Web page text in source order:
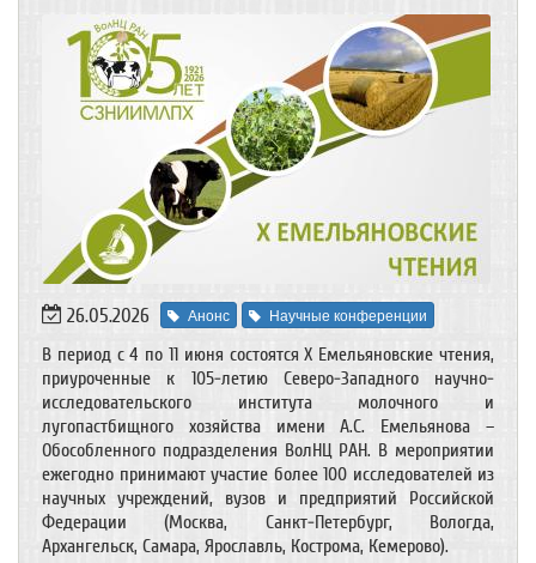
26.05.2026 Анонс Научные конференции
В период с 4 по 11 июня состоятся X Емельяновские чтения,
приуроченные к 105-летию Северо-Западного научно-
исследовательского института молочного и
лугопастбищного хозяйства имени А.С. Емельянова –
Обособленного подразделения ВолНЦ РАН. В мероприятии
ежегодно принимают участие более 100 исследователей из
научных учреждений, вузов и предприятий Российской
Федерации (Москва, Санкт-Петербург, Вологда,
Архангельск, Самара, Ярославль, Кострома, Кемерово).